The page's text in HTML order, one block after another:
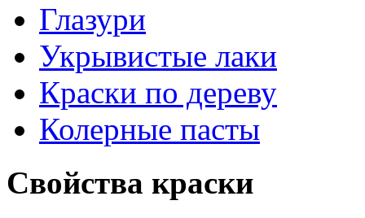
Глазури
Укрывистые лаки
Краски по дереву
Колерные пасты
Свойства краски